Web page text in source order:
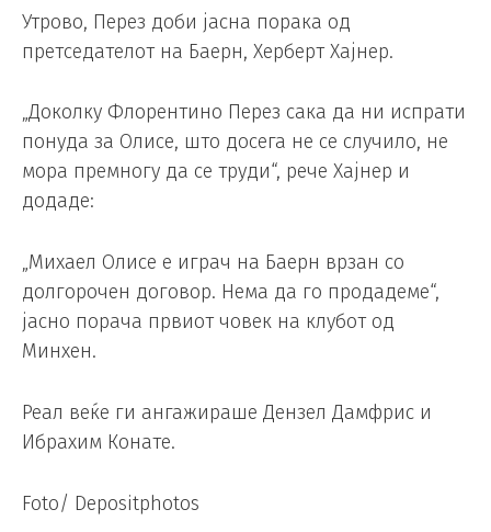
Утрово, Перез доби јасна порака од
претседателот на Баерн, Херберт Хајнер.
„Доколку Флорентино Перез сака да ни испрати
понуда за Олисе, што досега не се случило, не
мора премногу да се труди“, рече Хајнер и
додаде:
„Михаел Олисе е играч на Баерн врзан со
долгорочен договор. Нема да го продадеме“,
јасно порача првиот човек на клубот од
Минхен.
Реал веќе ги ангажираше Дензел Дамфрис и
Ибрахим Конате.
Foto/ Depositphotos